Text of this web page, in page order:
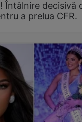
Întâlnire decisivă
a prelua CFR.